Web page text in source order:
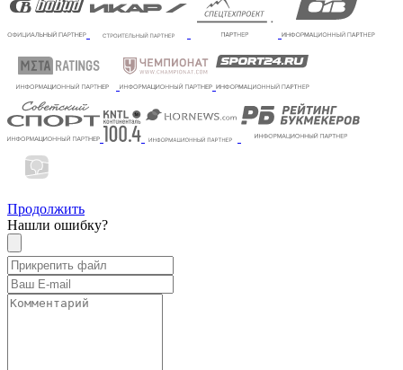
Продолжить
Нашли ошибку?